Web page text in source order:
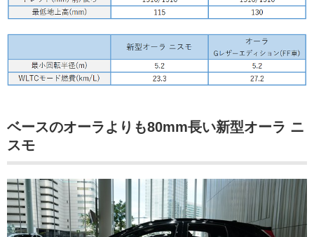
ベースのオーラよりも80mm長い新型オーラ ニ
スモ